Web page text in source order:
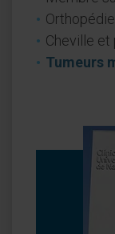
Cheville et
Tumeurs